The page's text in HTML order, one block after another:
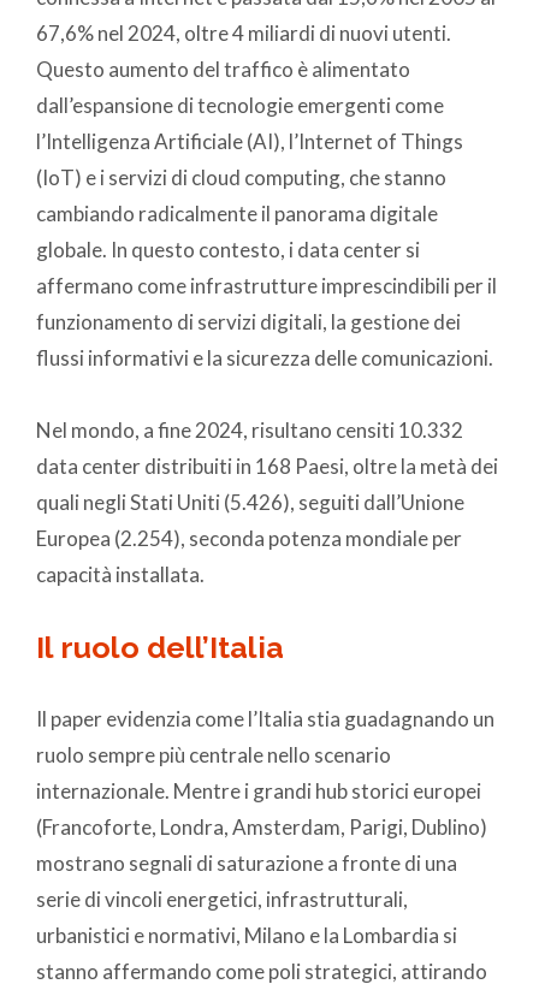
67,6% nel 2024, oltre 4 miliardi di nuovi utenti.
Questo aumento del traffico è alimentato
dall’espansione di tecnologie emergenti come
l’Intelligenza Artificiale (AI), l’Internet of Things
(IoT) e i servizi di cloud computing, che stanno
cambiando radicalmente il panorama digitale
globale. In questo contesto, i data center si
affermano come infrastrutture imprescindibili per il
funzionamento di servizi digitali, la gestione dei
flussi informativi e la sicurezza delle comunicazioni.
Nel mondo, a fine 2024, risultano censiti 10.332
data center distribuiti in 168 Paesi, oltre la metà dei
quali negli Stati Uniti (5.426), seguiti dall’Unione
Europea (2.254), seconda potenza mondiale per
capacità installata.
Il ruolo dell’Italia
Il paper evidenzia come l’Italia stia guadagnando un
ruolo sempre più centrale nello scenario
internazionale. Mentre i grandi hub storici europei
(Francoforte, Londra, Amsterdam, Parigi, Dublino)
mostrano segnali di saturazione a fronte di una
serie di vincoli energetici, infrastrutturali,
urbanistici e normativi, Milano e la Lombardia si
stanno affermando come poli strategici, attirando